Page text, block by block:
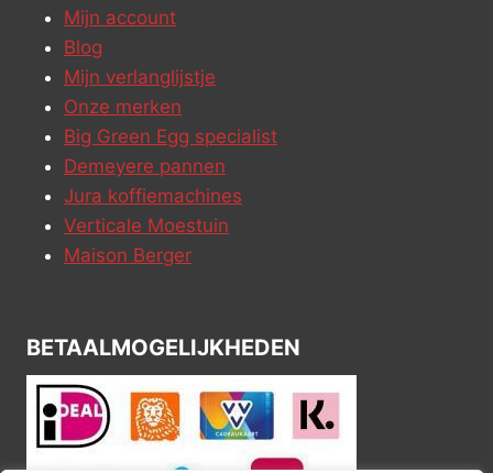
Mijn account
Blog
Mijn verlanglijstje
Onze merken
Big Green Egg specialist
Demeyere pannen
Jura koffiemachines
Verticale Moestuin
Maison Berger
BETAALMOGELIJKHEDEN